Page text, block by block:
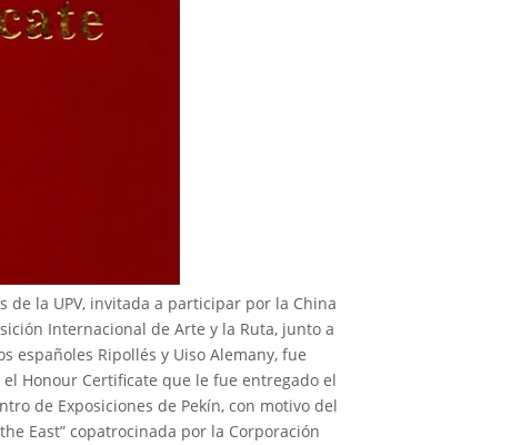
de la UPV, invitada a participar por la China
Internacional de Arte y la Ruta, junto a
españoles Ripollés y Uiso Alemany, fue
Honour Certificate que le fue entregado el
de Exposiciones de Pekín, con motivo del
East” copatrocinada por la Corporación